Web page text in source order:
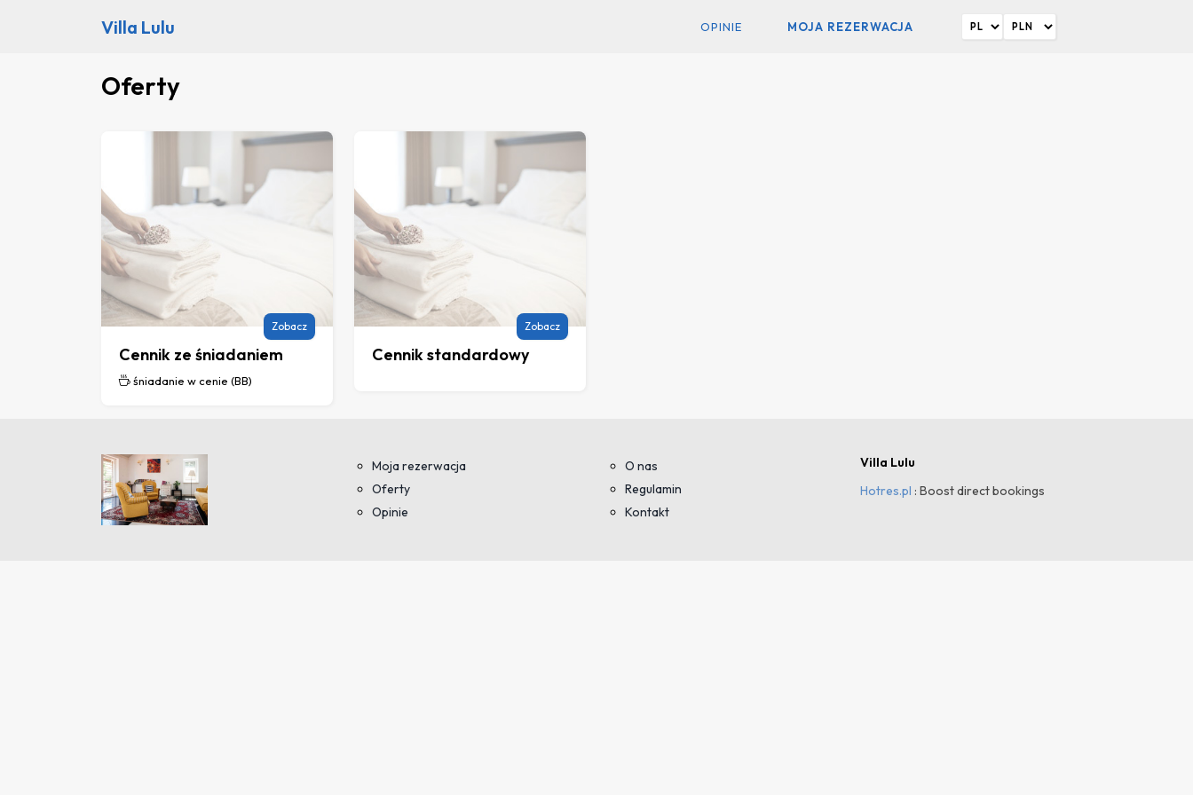
Villa Lulu OPINIE MOJA REZERWACJA
Oferty
Cennik ze śniadaniem
śniadanie w cenie (BB)
Zobacz
Cennik standardowy
Zobacz
Moja rezerwacja
Oferty
Opinie
O nas
Regulamin
Kontakt
Villa Lulu
Hotres.pl : Boost direct bookings